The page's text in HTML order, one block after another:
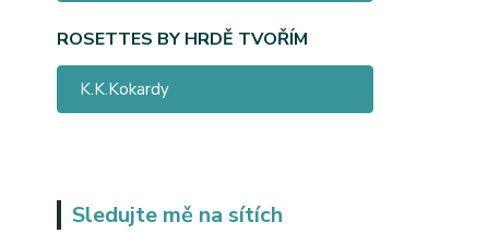
ROSETTES BY HRDĚ TVOŘÍM
K.K.Kokardy
Sledujte mě na sítích